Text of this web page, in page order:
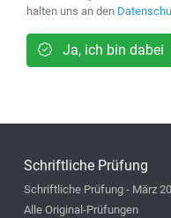
halten uns an den
Ja, ich bin dabei
Schriftliche Prüfung
Schriftliche Prüfung - März
Alle Original-Prüfungen